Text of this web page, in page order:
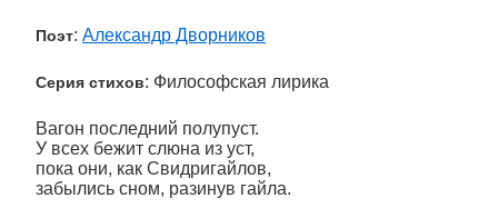
Поэт: Александр Дворников
Серия стихов: Философская лирика
Вагон последний полупуст.
У всех бежит слюна из уст,
пока они, как Свидригайлов,
забылись сном, разинув гайла.